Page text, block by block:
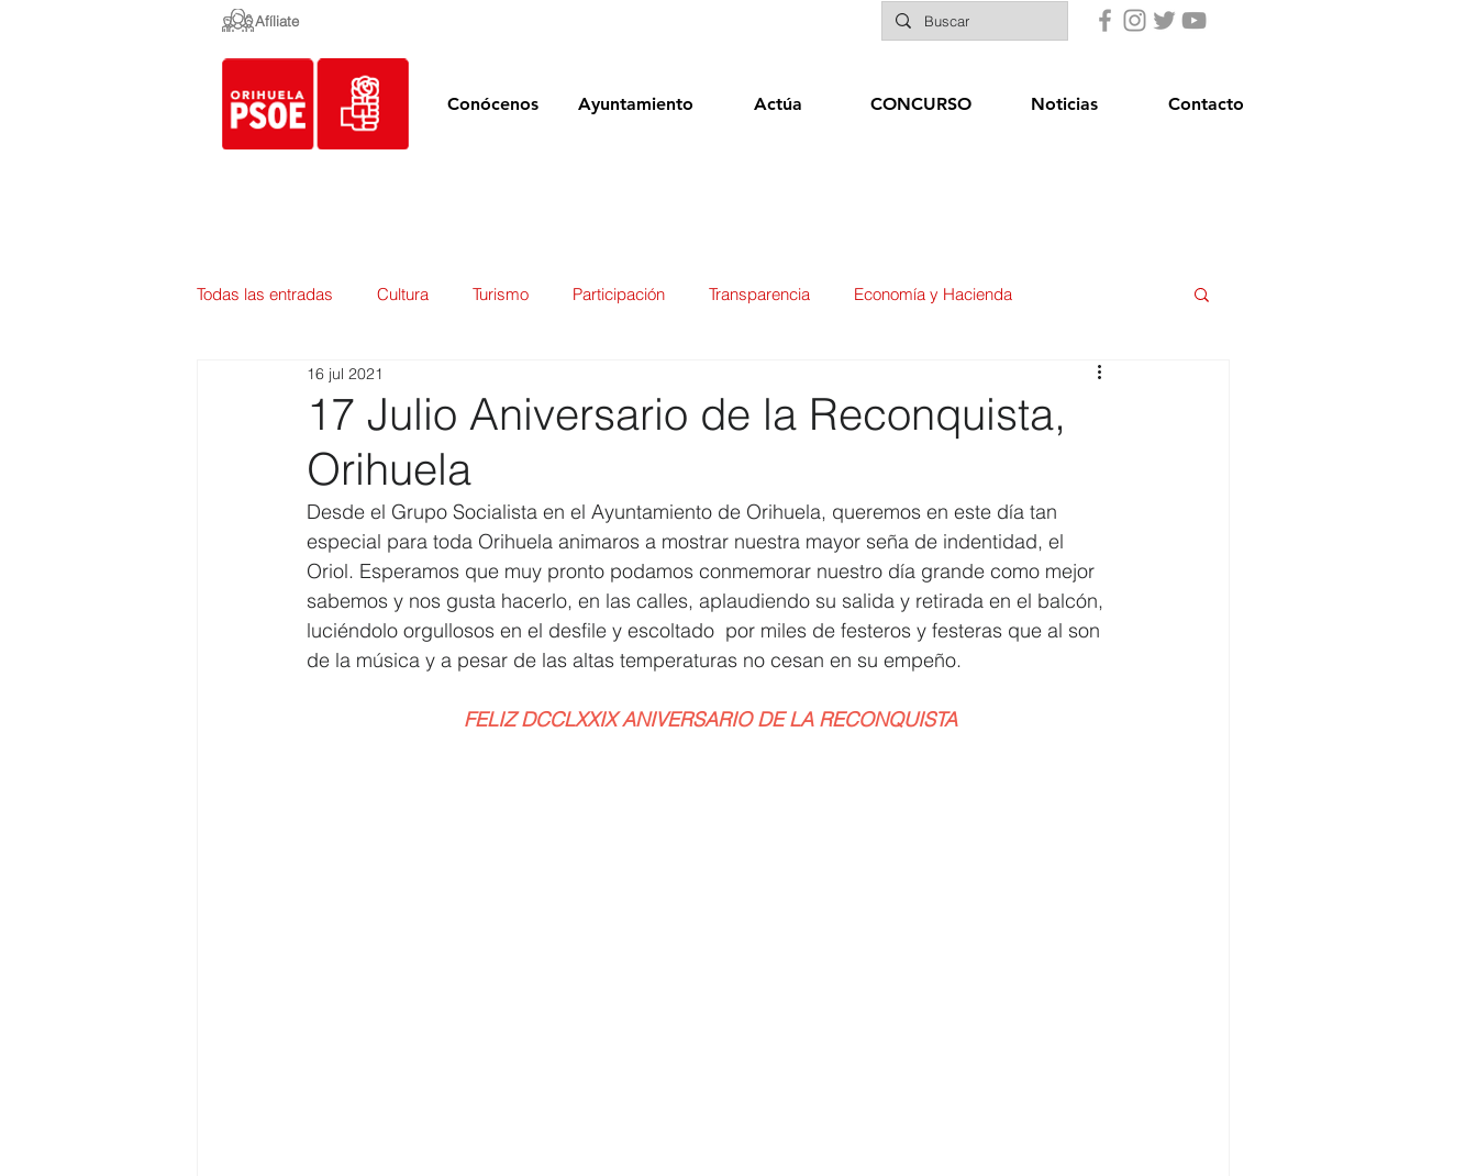
Afíliate
Conócenos Ayuntamiento Actúa CONCURSO Noticias Contacto
Todas las entradas Cultura Turismo Participación Transparencia Economía y Hacienda
Empleo y Contratación Seguridad Ciudadana
Urbanismo Mercados
Medio Ambiente Comercio
Costa y Playas
17 Julio Aniversario de la Reconquista,
Orihuela
16 jul 2021
Desde el Grupo Socialista en el Ayuntamiento de Orihuela, queremos en este día tan
especial para toda Orihuela animaros a mostrar nuestra mayor seña de indentidad, el
Oriol. Esperamos que muy pronto podamos conmemorar nuestro día grande como mejor
sabemos y nos gusta hacerlo, en las calles, aplaudiendo su salida y retirada en el balcón,
luciéndolo orgullosos en el desfile y escoltado  por miles de festeros y festeras que al son
de la música y a pesar de las altas temperaturas no cesan en su empeño.
FELIZ DCCLXXIX ANIVERSARIO DE LA RECONQUISTA